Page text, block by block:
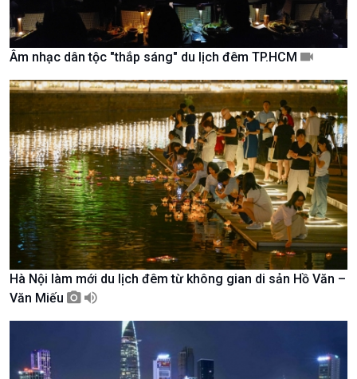
Theo dòng Thời sự
Chính trị
Tin Chính trị
Chính phủ với người dân
Đảng trong cuộc sống
Nhận diện sự thật
Thế giới
Tin thế giới
Biên cương - Một dải vững
bền
Âm nhạc dân tộc "thắp sáng" du lịch đêm TP.HCM
Hà Nội làm mới du lịch đêm từ không gian di sản Hồ Văn –
Văn Miếu